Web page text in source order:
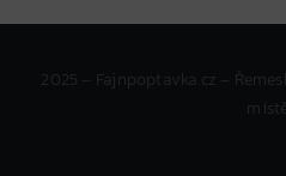
2025 – Fajnpoptavka.cz –
místě